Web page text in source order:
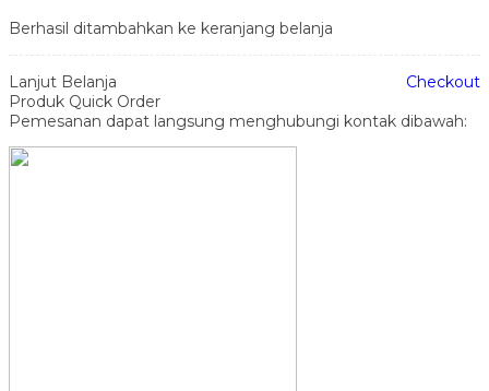
Berhasil ditambahkan ke keranjang belanja
Lanjut Belanja
Checkout
Produk Quick Order
Pemesanan dapat langsung menghubungi kontak dibawah: